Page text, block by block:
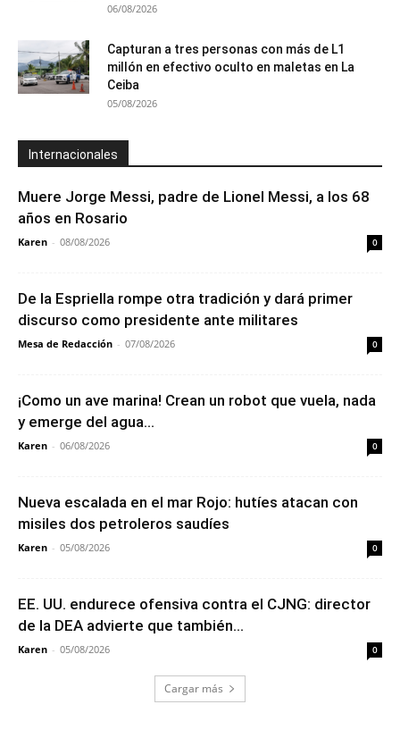
06/08/2026
Capturan a tres personas con más de L1
millón en efectivo oculto en maletas en La
Ceiba
05/08/2026
Internacionales
Muere Jorge Messi, padre de Lionel Messi, a los 68
años en Rosario
Karen - 08/08/2026 0
De la Espriella rompe otra tradición y dará primer
discurso como presidente ante militares
Mesa de Redacción - 07/08/2026 0
¡Como un ave marina! Crean un robot que vuela, nada
y emerge del agua...
Karen - 06/08/2026 0
Nueva escalada en el mar Rojo: hutíes atacan con
misiles dos petroleros saudíes
Karen - 05/08/2026 0
EE. UU. endurece ofensiva contra el CJNG: director
de la DEA advierte que también...
Karen - 05/08/2026 0
Cargar más